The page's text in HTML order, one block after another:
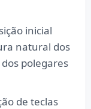
inicial
natural dos
polegares
de teclas